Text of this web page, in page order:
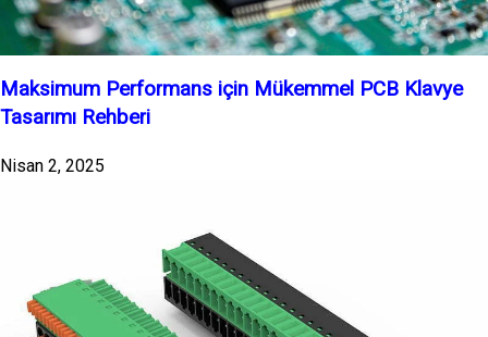
Maksimum Performans için Mükemmel PCB Klavye
Tasarımı Rehberi
Nisan 2, 2025